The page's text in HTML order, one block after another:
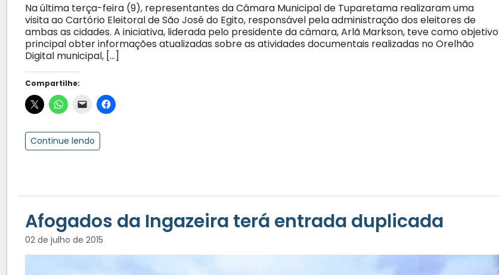
Na última terça-feira (9), representantes da Câmara Municipal de Tuparetama realizaram uma
visita ao Cartório Eleitoral de São José do Egito, responsável pela administração dos eleitores de
ambas as cidades. A iniciativa, liderada pelo presidente da câmara, Arlã Markson, teve como objetivo
principal obter informações atualizadas sobre as atividades documentais realizadas no Orelhão
Digital municipal, […]
Compartilhe:
Continue lendo
Afogados da Ingazeira terá entrada duplicada
02 de julho de 2015